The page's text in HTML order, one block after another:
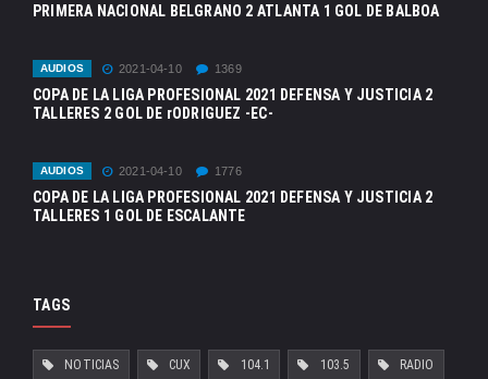
PRIMERA NACIONAL BELGRANO 2 ATLANTA 1 GOL DE BALBOA
AUDIOS 2021-04-10 1369
COPA DE LA LIGA PROFESIONAL 2021 DEFENSA Y JUSTICIA 2
TALLERES 2 GOL DE rODRIGUEZ -EC-
AUDIOS 2021-04-10 1776
COPA DE LA LIGA PROFESIONAL 2021 DEFENSA Y JUSTICIA 2
TALLERES 1 GOL DE ESCALANTE
TAGS
NOTICIAS CUX 104.1 103.5 RADIO